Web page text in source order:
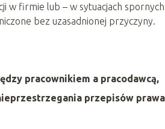
w firmie lub – w sytuacjach
bez uzasadnionej przyczyny.
pracownikiem a pracodawcą,
przepisów prawa